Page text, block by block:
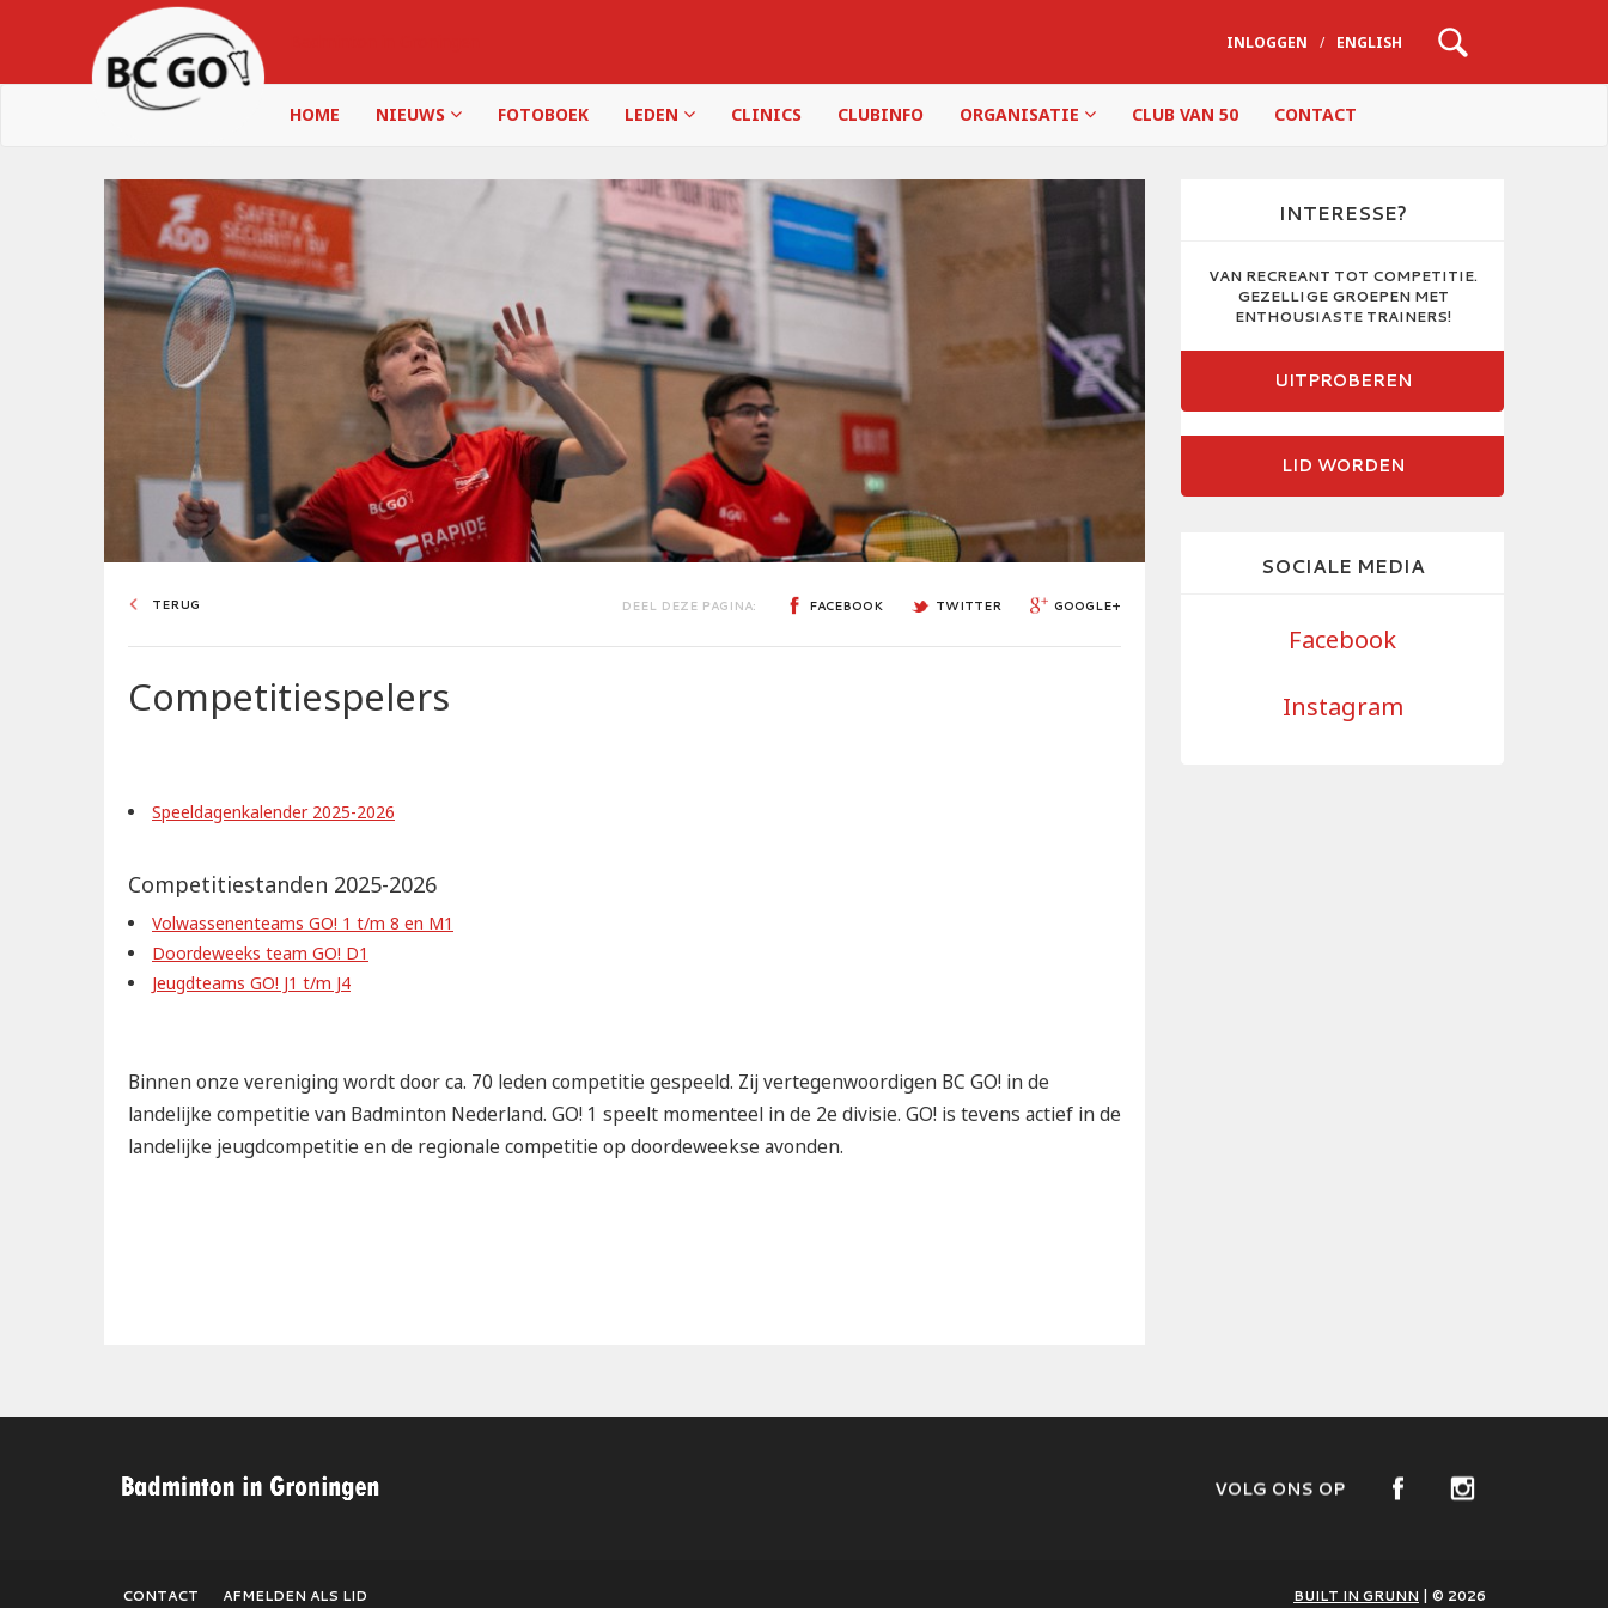
INLOGGEN / ENGLISH
HOME NIEUWS FOTOBOEK LEDEN CLINICS CLUBINFO ORGANISATIE CLUB VAN 50 CONTACT
TERUG DEEL DEZE PAGINA: FACEBOOK TWITTER GOOGLE+
Competitiespelers
Speeldagenkalender 2025-2026
Competitiestanden 2025-2026
Volwassenenteams GO! 1 t/m 8 en M1
Doordeweeks team GO! D1
Jeugdteams GO! J1 t/m J4
Binnen onze vereniging wordt door ca. 70 leden competitie gespeeld. Zij vertegenwoordigen BC GO! in de
landelijke competitie van Badminton Nederland. GO! 1 speelt momenteel in de 2e divisie. GO! is tevens actief in de
landelijke jeugdcompetitie en de regionale competitie op doordeweekse avonden.
INTERESSE?
VAN RECREANT TOT COMPETITIE.
GEZELLIGE GROEPEN MET
ENTHOUSIASTE TRAINERS!
UITPROBEREN
LID WORDEN
SOCIALE MEDIA
Facebook
Instagram
VOLG ONS OP
CONTACT AFMELDEN ALS LID BUILT IN GRUNN | © 2026